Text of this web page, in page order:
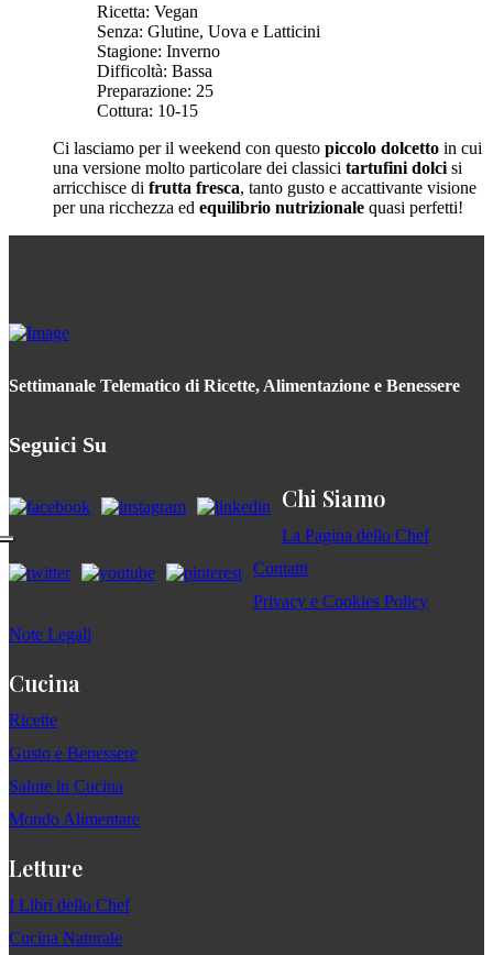
Ricetta: Vegan
Senza: Glutine, Uova e Latticini
Stagione: Inverno
Difficoltà: Bassa
Preparazione: 25
Cottura: 10-15
Ci lasciamo per il weekend con questo piccolo dolcetto in cui
una versione molto particolare dei classici tartufini dolci si
arricchisce di frutta fresca, tanto gusto e accattivante visione
per una ricchezza ed equilibrio nutrizionale quasi perfetti!
Settimanale Telematico di Ricette, Alimentazione e Benessere
Seguici Su
Chi Siamo
La Pagina dello Chef
Contatti
Privacy e Cookies Policy
Note Legali
Cucina
Ricette
Gusto e Benessere
Salute in Cucina
Mondo Alimentare
Letture
I Libri dello Chef
Cucina Naturale